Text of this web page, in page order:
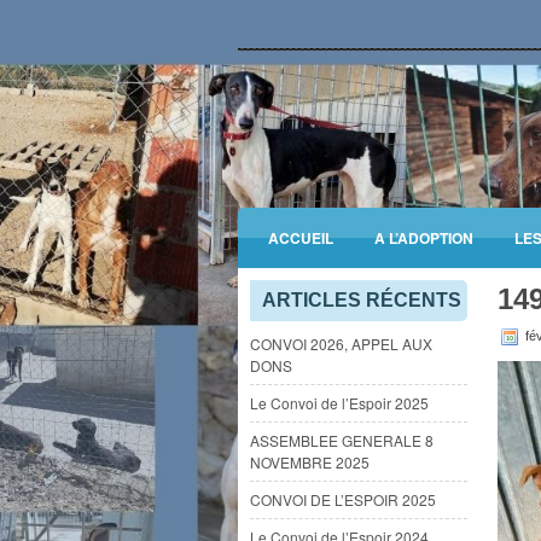
ACCUEIL A L’ADOPTION
INFORMATIONS GENERALES
ARTICLES RÉCENTS
CONVOI 2026, APPEL AUX
DONS
Le Convoi de l’Espoir 2025
ASSEMBLEE GENERALE 8
NOVEMBRE 2025
CONVOI DE L’ESPOIR 2025
Le Convoi de l’Espoir 2024